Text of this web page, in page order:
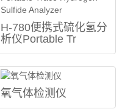
H-780便携式硫化氢分
析仪Portable Tr
氧气体检测仪